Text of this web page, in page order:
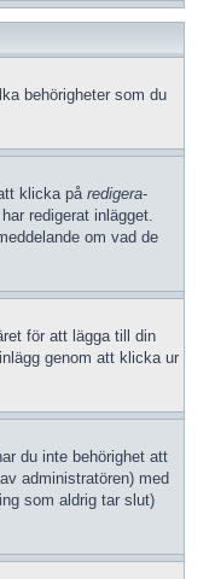
behörigheter som du
klicka på redigera-
redigerat inlägget.
om vad de
för att lägga till din
genom att klicka ur
du inte behörighet att
administratören) med
som aldrig tar slut)